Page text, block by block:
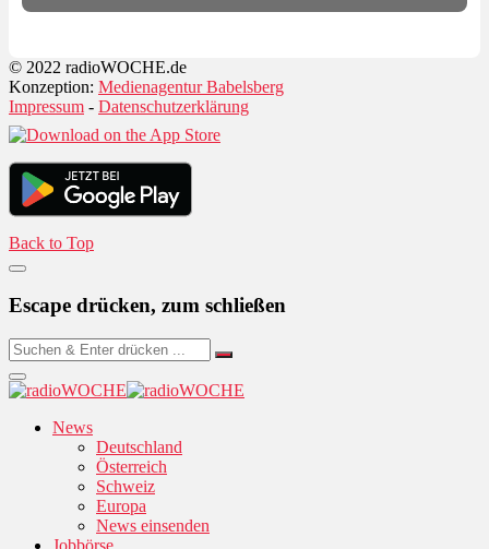
© 2022 radioWOCHE.de
Konzeption: Medienagentur Babelsberg
Impressum - Datenschutzerklärung
Back to Top
Escape drücken, zum schließen
News
Deutschland
Österreich
Schweiz
Europa
News einsenden
Jobbörse